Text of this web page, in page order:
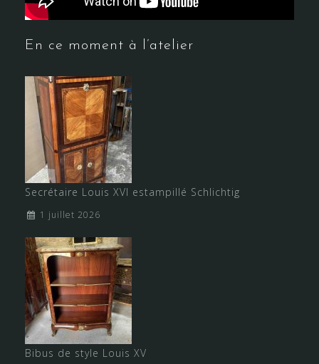
En ce moment à l’atelier
Secrétaire Louis XVI estampillé Schlichtig
1 juillet 2026
Bibus de style Louis XV